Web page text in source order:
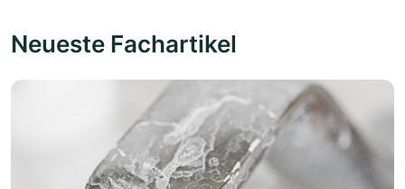
Neueste Fachartikel